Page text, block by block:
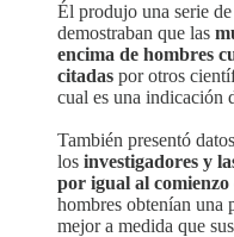
Él produjo una serie
demostraban que las
encima de hombres
citadas por otros
cual es una indicación
También presentó
los investigadores y
por igual al comienzo
hombres obtenían una
mejor a medida que